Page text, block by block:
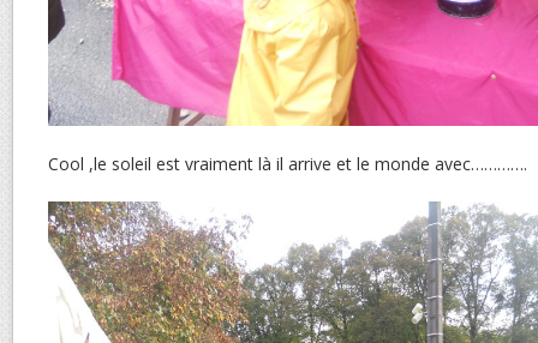
Cool ,le soleil est vraiment là il arrive et le monde avec………….